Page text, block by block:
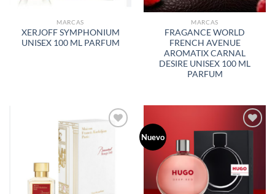
MARCAS
XERJOFF SYMPHONIUM
UNISEX 100 ML PARFUM
MARCAS
FRAGANCE WORLD
FRENCH AVENUE
AROMATIX CARNAL
DESIRE UNISEX 100 ML
PARFUM
A LA
Nuevo
A LA
LISTA
DE
DESEOS